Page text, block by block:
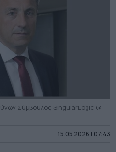
Σύμβουλος SingularLogic @
15.05.2026 | 07:43